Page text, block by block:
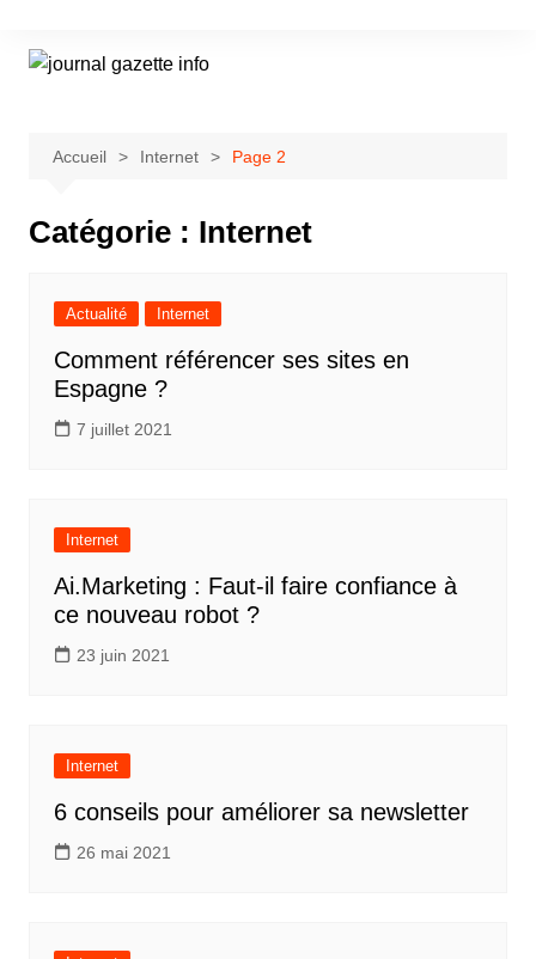
contenu
Accueil Internet Page 2
Catégorie : Internet
Actualité Internet
Comment référencer ses sites en
Espagne ?
7 juillet 2021
Internet
Ai.Marketing : Faut-il faire confiance à
ce nouveau robot ?
23 juin 2021
Internet
6 conseils pour améliorer sa newsletter
26 mai 2021